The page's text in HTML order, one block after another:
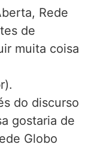
Rede
de
muita coisa
do discurso
gostaria de
Globo